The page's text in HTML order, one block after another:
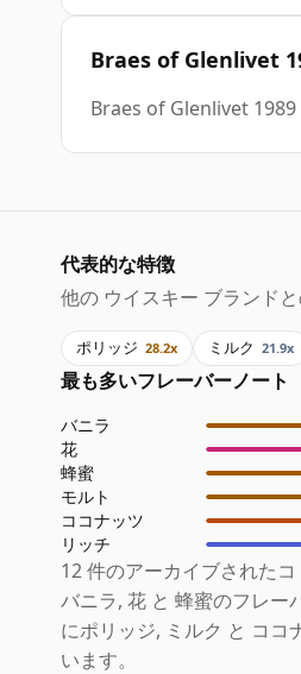
Braes of Glenlivet
Braes of Glenlivet
代表的な特徴
他の ウイスキー ブランド
ポリッジ 28.2x ミルク 21.9x
最も多いフレーバーノート
バニラ
花
蜂蜜
モルト
ココナッツ
リッチ
12 件のアーカイブされた
バニラ, 花 と 蜂蜜のフレー
にポリッジ, ミルク と ココ
います。